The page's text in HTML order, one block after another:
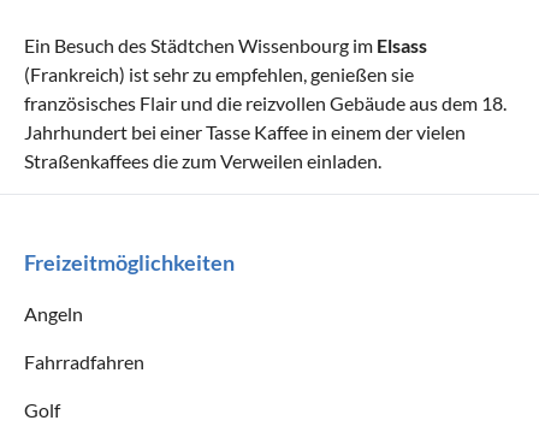
Ein Besuch des Städtchen Wissenbourg im Elsass
(Frankreich) ist sehr zu empfehlen, genießen sie
französisches Flair und die reizvollen Gebäude aus dem 18.
Jahrhundert bei einer Tasse Kaffee in einem der vielen
Straßenkaffees die zum Verweilen einladen.
Freizeitmöglichkeiten
Angeln
Fahrradfahren
Golf